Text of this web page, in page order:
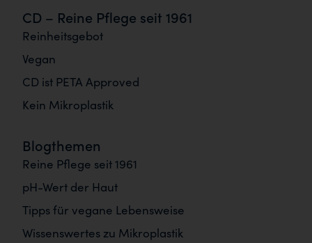
CD – Reine Pflege seit 1961
Reinheitsgebot
Vegan
CD ist PETA Approved
Kein Mikroplastik
Blogthemen
Reine Pflege seit 1961
pH-Wert der Haut
Tipps für vegane Lebensweise
Wissenswertes zu Mikroplastik